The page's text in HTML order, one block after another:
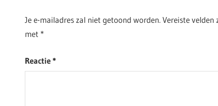
Je e-mailadres zal niet getoond worden.Vereiste velden
met *
Reactie*